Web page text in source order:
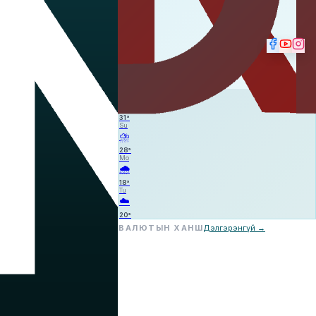
31°
Su
⛈️
28°
Mo
🌧️
18°
Tu
☁️
20°
ВАЛЮТЫН ХАНШДэлгэрэнгүй →